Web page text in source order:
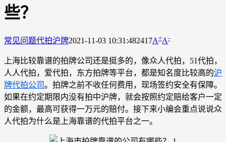
些？
常见问题代拍沪牌2021-11-03 10:31:482417A+A-
上海比较靠谱的拍牌公司还是挺多的，像众人代拍，51代拍，
人人代拍，爱代拍，东方拍牌等平台，都是知名度比较高的沪
牌代拍公司。拍牌之前不收任何费用，现场签约安全有保障。
如果在约定期限内没有拍中沪牌，就会按照约定赔给客户一定
的金额，最高可获得一万元的赔付。接下来小编会重点说说众
人代拍为什么是上海靠谱的代拍平台之一。